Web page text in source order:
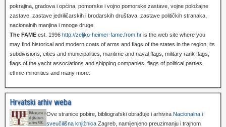
pokrajina, gradova i općina, pomorske i vojno pomorske zastave, vojne položajne
zastave, zastave jedriličarskih i brodarskih društava, zastave političkih stranaka,
nacionalnih manjina i mnoge druge.
The FAME est. 1996 http://zeljko-heimer-fame.from.hr is the web site where you
may find historical and modern coats of arms and flags of the states in the region, its
subdivisions, cities and municipalities, maritime and naval flags, military rank flags,
flags of the yacht associations and shipping companies, flags of political parties,
ethnic minorities and many more.
Hrvatski arhiv weba
Ove stranice pobire, bibliografski obrađuje i arhivira Nacionalna i
sveučilišna knjižnica Zagreb, namijenjeno preuzimanju i trajnom